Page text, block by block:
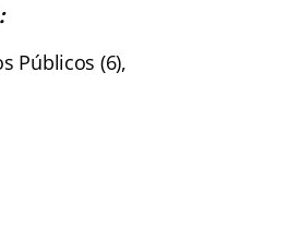
Públicos (6),